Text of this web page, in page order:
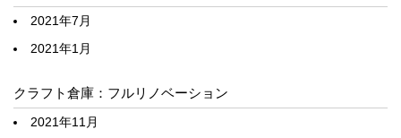
2021年7月
2021年1月
クラフト倉庫：フルリノベーション
2021年11月